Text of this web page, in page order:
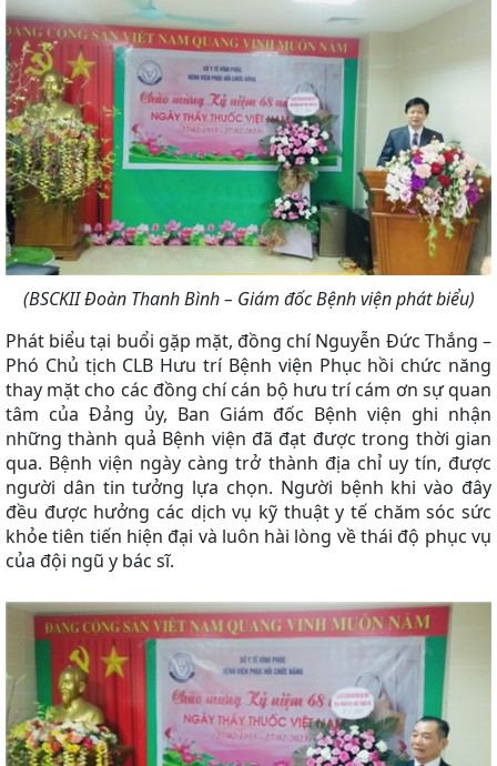
(BSCKII Đoàn Thanh Bình – Giám đốc Bệnh viện phát biểu)
Phát biểu tại buổi gặp mặt, đồng chí Nguyễn Đức Thắng –
Phó Chủ tịch CLB Hưu trí Bệnh viện Phục hồi chức năng
thay mặt cho các đồng chí cán bộ hưu trí cám ơn sự quan
tâm của Đảng ủy, Ban Giám đốc Bệnh viện ghi nhận
những thành quả Bệnh viện đã đạt được trong thời gian
qua. Bệnh viện ngày càng trở thành địa chỉ uy tín, được
người dân tin tưởng lựa chọn. Người bệnh khi vào đây
đều được hưởng các dịch vụ kỹ thuật y tế chăm sóc sức
khỏe tiên tiến hiện đại và luôn hài lòng về thái độ phục vụ
của đội ngũ y bác sĩ.